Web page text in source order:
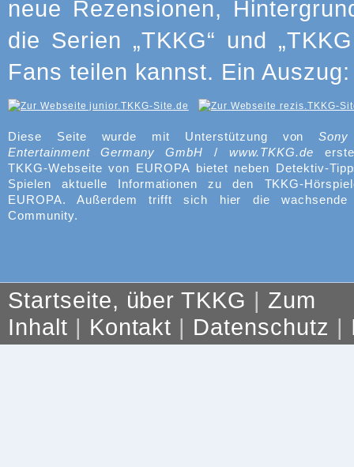
neue Rezensionen,
die Serien „TKKG“ und
Fans teilen kannst. Ein Auszug:
Diese Seite wurde mit Unterstützung von
Entertainment Germany GmbH / www.TKKG.de
TKKG-Webseite von EUROPA bietet neben Detektiv-
Spielen aktuelle Informationen zu den TKKG-
EUROPA. Außerdem trifft sich hier die wachsende
Community.
Startseite, über TKKG | Zum
Inhalt | Kontakt | Datenschutz |